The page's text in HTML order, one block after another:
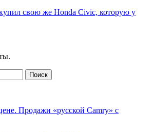
свою же Honda Civic, которую у
Продажи «русской Camry» с